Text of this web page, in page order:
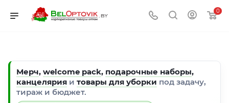
0
Мерч, welcome pack, подарочные наборы,
канцелярия и товары для уборки под задачу,
тираж и бюджет.